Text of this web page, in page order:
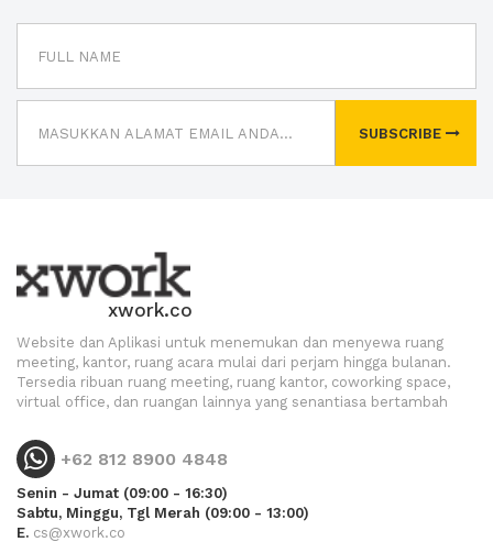
SUBSCRIBE
xwork.co
Website dan Aplikasi untuk menemukan dan menyewa ruang
meeting, kantor, ruang acara mulai dari perjam hingga bulanan.
Tersedia ribuan ruang meeting, ruang kantor, coworking space,
virtual office, dan ruangan lainnya yang senantiasa bertambah
+62 812 8900 4848
Senin - Jumat (09:00 - 16:30)
Sabtu, Minggu, Tgl Merah (09:00 - 13:00)
E. cs@xwork.co